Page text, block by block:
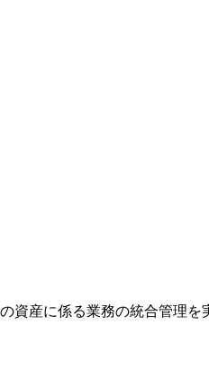
資産に係る業務の統合管理を